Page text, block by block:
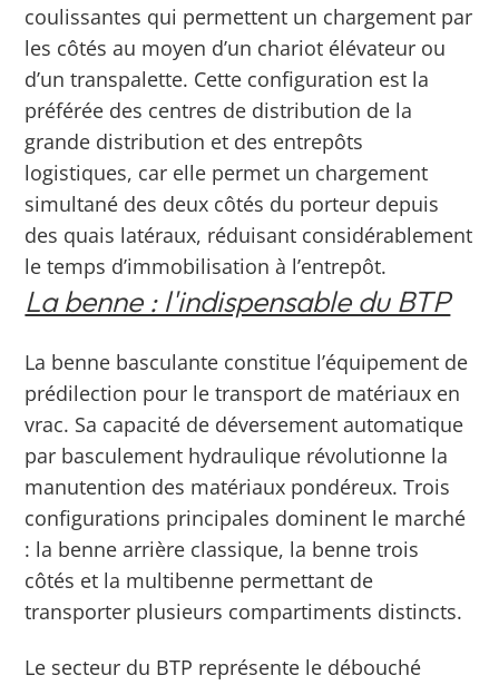
coulissantes qui permettent un chargement par
les côtés au moyen d’un chariot élévateur ou
d’un transpalette. Cette configuration est la
préférée des centres de distribution de la
grande distribution et des entrepôts
logistiques, car elle permet un chargement
simultané des deux côtés du porteur depuis
des quais latéraux, réduisant considérablement
le temps d’immobilisation à l’entrepôt.
La benne : l'indispensable du BTP
La benne basculante constitue l’équipement de
prédilection pour le transport de matériaux en
vrac. Sa capacité de déversement automatique
par basculement hydraulique révolutionne la
manutention des matériaux pondéreux. Trois
configurations principales dominent le marché
: la benne arrière classique, la benne trois
côtés et la multibenne permettant de
transporter plusieurs compartiments distincts.
Le secteur du BTP représente le débouché